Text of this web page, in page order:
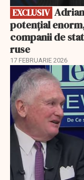
EXCLUSIV
potențial
companii de
ruse
17 FEBRUARIE 2026
EXCLUSIV